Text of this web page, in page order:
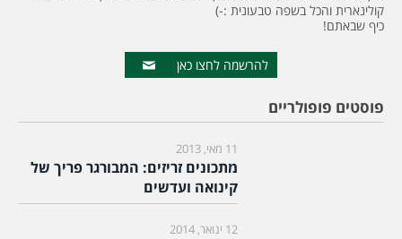
קולינארית והכל בשפה טבעונית :-)
כיף שבאתם!
להרשמה לחצו כאן
פוסטים פופולריים
11 מאי, 2013
מתכונים זריזים: המבורגר פריך של
קינואה ועדשים
12 ינואר, 2014